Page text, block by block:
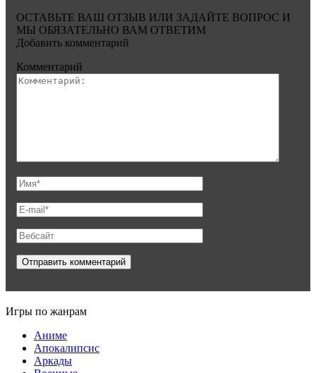
ОСТАВЬТЕ ВАШ ОТЗЫВ ИЛИ ЗАДАЙТЕ ВОПРОС И
МЫ ОБЯЗАТЕЛЬНО ВАМ ОТВЕТИМ
Добавить комментарий
Комментарий
Игры по жанрам
Аниме
Апокалипсис
Аркады